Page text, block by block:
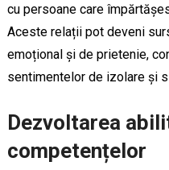
cu persoane care
Aceste relații pot deveni
emoțional și de prietenie,
sentimentelor de izolare și
Dezvoltarea
competențelor